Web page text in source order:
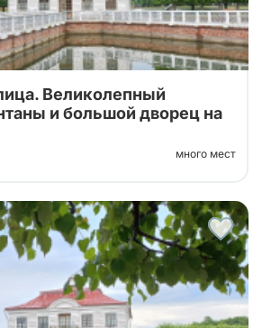
на метеоре туда и обратно!
экскурсоводом, Большой
Гроты Большого...
Великолепный
и большой дворец на
много мест